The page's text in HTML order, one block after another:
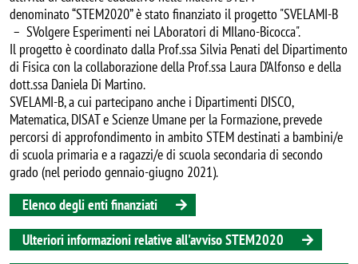
denominato “STEM2020” è stato finanziato il progetto "SVELAMI-B
– SVolgere Esperimenti nei LAboratori di MIlano-Bicocca".
Il progetto è coordinato dalla Prof.ssa Silvia Penati del Dipartimento
di Fisica con la collaborazione della Prof.ssa Laura D’Alfonso e della
dott.ssa Daniela Di Martino.
SVELAMI-B, a cui partecipano anche i Dipartimenti DISCO,
Matematica, DISAT e Scienze Umane per la Formazione, prevede
percorsi di approfondimento in ambito STEM destinati a bambini/e
di scuola primaria e a ragazzi/e di scuola secondaria di secondo
grado (nel periodo gennaio-giugno 2021).
Elenco degli enti finanziati
Ulteriori informazioni relative all'avviso STEM2020